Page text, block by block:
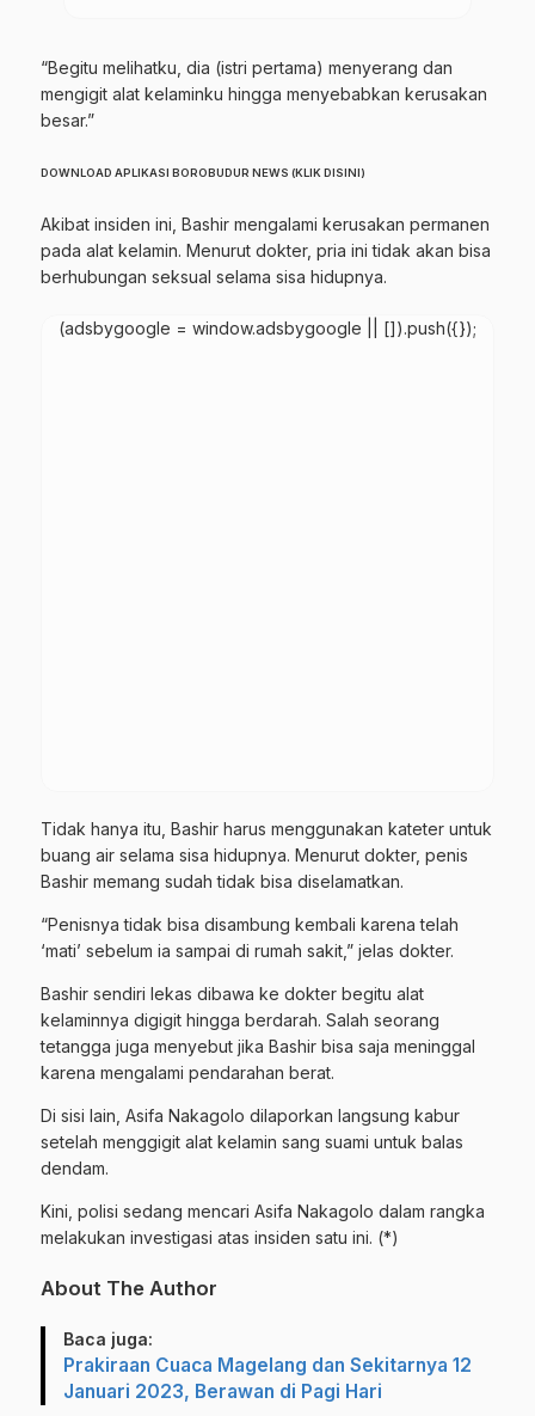
“Begitu melihatku, dia (istri pertama) menyerang dan
mengigit alat kelaminku hingga menyebabkan kerusakan
besar.”
DOWNLOAD APLIKASI BOROBUDUR NEWS (KLIK DISINI)
Akibat insiden ini, Bashir mengalami kerusakan permanen
pada alat kelamin. Menurut dokter, pria ini tidak akan bisa
berhubungan seksual selama sisa hidupnya.
(adsbygoogle = window.adsbygoogle || []).push({});
Tidak hanya itu, Bashir harus menggunakan kateter untuk
buang air selama sisa hidupnya. Menurut dokter, penis
Bashir memang sudah tidak bisa diselamatkan.
“Penisnya tidak bisa disambung kembali karena telah
‘mati’ sebelum ia sampai di rumah sakit,” jelas dokter.
Bashir sendiri lekas dibawa ke dokter begitu alat
kelaminnya digigit hingga berdarah. Salah seorang
tetangga juga menyebut jika Bashir bisa saja meninggal
karena mengalami pendarahan berat.
Di sisi lain, Asifa Nakagolo dilaporkan langsung kabur
setelah menggigit alat kelamin sang suami untuk balas
dendam.
Kini, polisi sedang mencari Asifa Nakagolo dalam rangka
melakukan investigasi atas insiden satu ini. (*)
About The Author
Baca juga:
Prakiraan Cuaca Magelang dan Sekitarnya 12
Januari 2023, Berawan di Pagi Hari